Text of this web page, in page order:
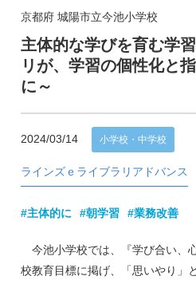
京都府 城陽市立今池小学校
主体的な学びを育む学
リが、学習の個性化と
に～
2024/03/14 小学校・中学校
ラインズｅライブラリアドバンス
#主体的に #朝学習 #業務改善
今池小学校では、『学び合い、
校教育目標に掲げ、「思いやり」